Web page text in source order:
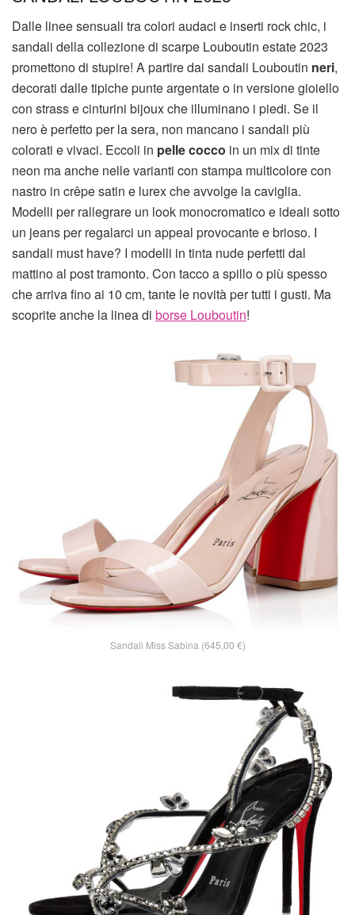
Dalle linee sensuali tra colori audaci e inserti rock chic, i
sandali della collezione di scarpe Louboutin estate 2023
promettono di stupire! A partire dai sandali Louboutin neri,
decorati dalle tipiche punte argentate o in versione gioiello
con strass e cinturini bijoux che illuminano i piedi. Se il
nero è perfetto per la sera, non mancano i sandali più
colorati e vivaci. Eccoli in pelle cocco in un mix di tinte
neon ma anche nelle varianti con stampa multicolore con
nastro in crêpe satin e lurex che avvolge la caviglia.
Modelli per rallegrare un look monocromatico e ideali sotto
un jeans per regalarci un appeal provocante e brioso. I
sandali must have? I modelli in tinta nude perfetti dal
mattino al post tramonto. Con tacco a spillo o più spesso
che arriva fino ai 10 cm, tante le novità per tutti i gusti. Ma
scoprite anche la linea di borse Louboutin!
Sandali Miss Sabina (645,00 €)